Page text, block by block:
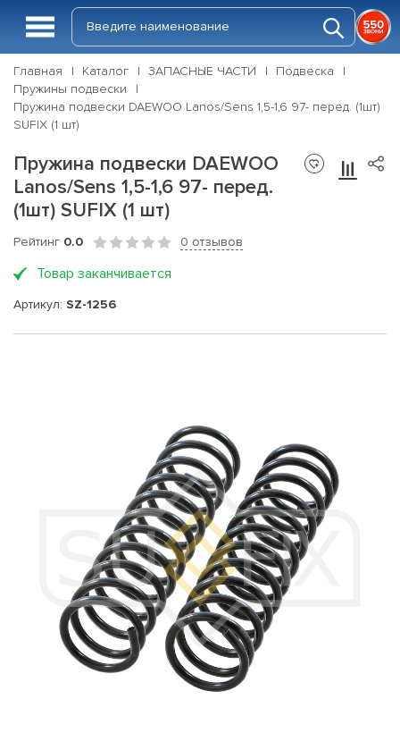
Главная Каталог ЗАПАСНЫЕ ЧАСТИ
Подвеска
Пружины подвески
Пружина подвески DAEWOO Lanos/Sens 1,5-1,6 97- перед. (1шт)
SUFIX (1 шт)
Пружина подвески DAEWOO
Lanos/Sens 1,5-1,6 97- перед.
(1шт) SUFIX (1 шт)
Рейтинг 0.0 0 отзывов
Товар заканчивается
Артикул: SZ-1256